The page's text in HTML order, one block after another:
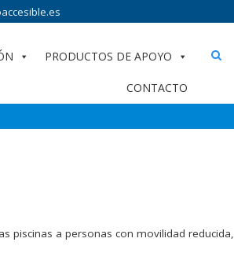
PRODUCTOS DE APOYO
CONTACTO
piscinas a personas con movilidad reducida,